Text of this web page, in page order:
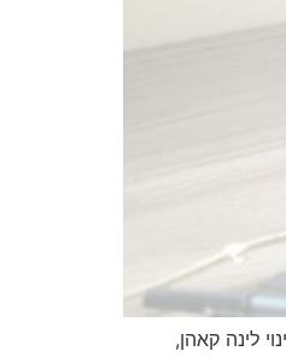
לינה קאהן,